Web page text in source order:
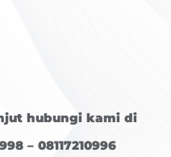
hubungi kami di
– 08117210996